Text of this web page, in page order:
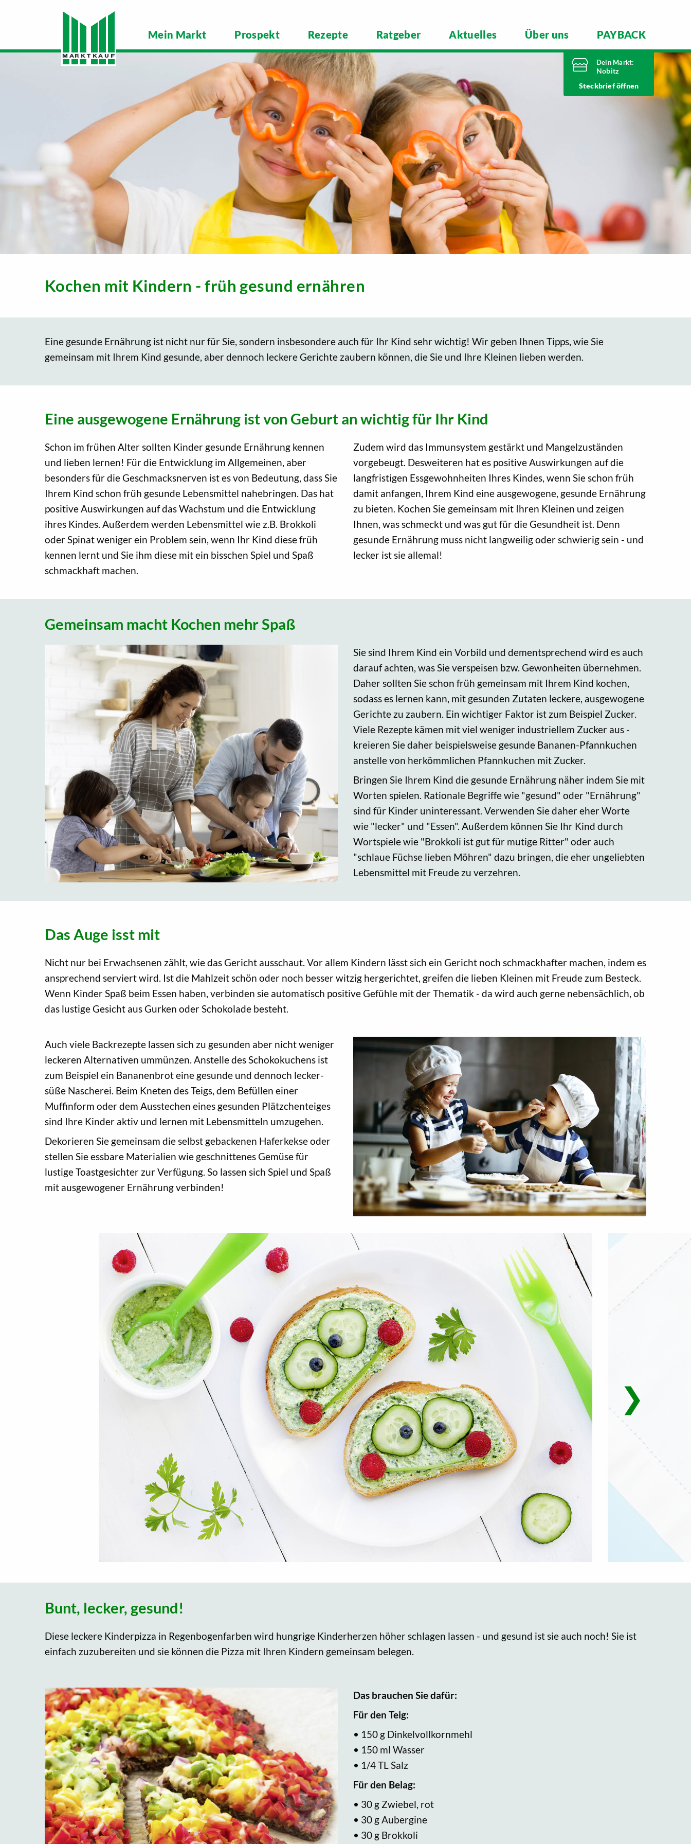
Mein Markt Prospekt Rezepte Ratgeber Aktuelles Über uns PAYBACK
Dein Markt:
Nobitz
Heute bis
Steckbrief
Kochen mit Kindern - früh gesund ernähren
Eine gesunde Ernährung ist nicht nur für Sie, sondern insbesondere auch für Ihr Kind sehr wichtig! Wir geben Ihnen Tipps, wie Sie
gemeinsam mit Ihrem Kind gesunde, aber dennoch leckere Gerichte zaubern können, die Sie und Ihre Kleinen lieben werden.
Eine ausgewogene Ernährung ist von Geburt an wichtig für Ihr Kind
Schon im frühen Alter sollten Kinder gesunde Ernährung kennen
und lieben lernen! Für die Entwicklung im Allgemeinen, aber
besonders für die Geschmacksnerven ist es von Bedeutung, dass Sie
Ihrem Kind schon früh gesunde Lebensmittel nahebringen. Das hat
positive Auswirkungen auf das Wachstum und die Entwicklung
ihres Kindes. Außerdem werden Lebensmittel wie z.B. Brokkoli
oder Spinat weniger ein Problem sein, wenn Ihr Kind diese früh
kennen lernt und Sie ihm diese mit ein bisschen Spiel und Spaß
schmackhaft machen.
Zudem wird das Immunsystem gestärkt und Mangelzuständen
vorgebeugt. Desweiteren hat es positive Auswirkungen auf die
langfristigen Essgewohnheiten Ihres Kindes, wenn Sie schon früh
damit anfangen, Ihrem Kind eine ausgewogene, gesunde Ernährung
zu bieten. Kochen Sie gemeinsam mit Ihren Kleinen und zeigen
Ihnen, was schmeckt und was gut für die Gesundheit ist. Denn
gesunde Ernährung muss nicht langweilig oder schwierig sein - und
lecker ist sie allemal!
Gemeinsam macht Kochen mehr Spaß
Sie sind Ihrem Kind ein Vorbild und dementsprechend wird es auch
darauf achten, was Sie verspeisen bzw. Gewonheiten übernehmen.
Daher sollten Sie schon früh gemeinsam mit Ihrem Kind kochen,
sodass es lernen kann, mit gesunden Zutaten leckere, ausgewogene
Gerichte zu zaubern. Ein wichtiger Faktor ist zum Beispiel Zucker.
Viele Rezepte kämen mit viel weniger industriellem Zucker aus -
kreieren Sie daher beispielsweise gesunde Bananen-Pfannkuchen
anstelle von herkömmlichen Pfannkuchen mit Zucker.
Bringen Sie Ihrem Kind die gesunde Ernährung näher indem Sie mit
Worten spielen. Rationale Begriffe wie "gesund" oder "Ernährung"
sind für Kinder uninteressant. Verwenden Sie daher eher Worte
wie "lecker" und "Essen". Außerdem können Sie Ihr Kind durch
Wortspiele wie "Brokkoli ist gut für mutige Ritter" oder auch
"schlaue Füchse lieben Möhren" dazu bringen, die eher ungeliebten
Lebensmittel mit Freude zu verzehren.
Das Auge isst mit
Nicht nur bei Erwachsenen zählt, wie das Gericht ausschaut. Vor allem Kindern lässt sich ein Gericht noch schmackhafter machen, indem es
ansprechend serviert wird. Ist die Mahlzeit schön oder noch besser witzig hergerichtet, greifen die lieben Kleinen mit Freude zum Besteck.
Wenn Kinder Spaß beim Essen haben, verbinden sie automatisch positive Gefühle mit der Thematik - da wird auch gerne nebensächlich, ob
das lustige Gesicht aus Gurken oder Schokolade besteht.
Auch viele Backrezepte lassen sich zu gesunden aber nicht weniger
leckeren Alternativen ummünzen. Anstelle des Schokokuchens ist
zum Beispiel ein Bananenbrot eine gesunde und dennoch lecker-
süße Nascherei. Beim Kneten des Teigs, dem Befüllen einer
Muffinform oder dem Ausstechen eines gesunden Plätzchenteiges
sind Ihre Kinder aktiv und lernen mit Lebensmitteln umzugehen.
Dekorieren Sie gemeinsam die selbst gebackenen Haferkekse oder
stellen Sie essbare Materialien wie geschnittenes Gemüse für
lustige Toastgesichter zur Verfügung. So lassen sich Spiel und Spaß
mit ausgewogener Ernährung verbinden!
Bunt, lecker, gesund!
Diese leckere Kinderpizza in Regenbogenfarben wird hungrige Kinderherzen höher schlagen lassen - und gesund ist sie auch noch! Sie ist
einfach zuzubereiten und sie können die Pizza mit Ihren Kindern gemeinsam belegen.
Das brauchen Sie dafür:
Für den Teig:
• 150 g Dinkelvollkornmehl
• 150 ml Wasser
• 1/4 TL Salz
Für den Belag:
• 30 g Zwiebel, rot
• 30 g Aubergine
• 30 g Brokkoli